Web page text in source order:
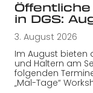
in DGS:
3. August 2026
Im August bieten
und Haltern am
folgenden
„Mal-Tage“